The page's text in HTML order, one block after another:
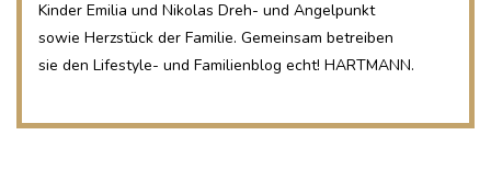
Kinder Emilia und Nikolas Dreh- und Angelpunkt
sowie Herzstück der Familie. Gemeinsam betreiben
sie den Lifestyle- und Familienblog echt! HARTMANN.